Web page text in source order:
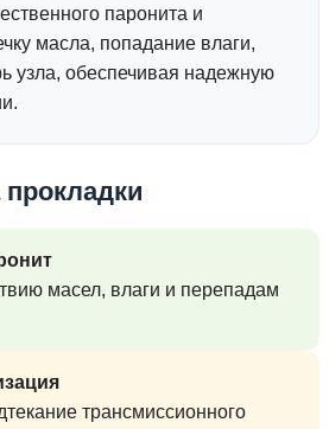
паронита и
масла, попадание влаги,
узла, обеспечивая надежную
масел, влаги и перепадам
трансмиссионного